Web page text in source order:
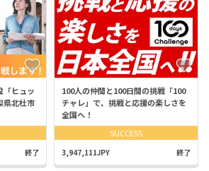
「ヒュッ
県北杜市
終了
100人の仲間と100日間の挑戦「100
チャレ」で、挑戦と応援の楽しさを
全国へ！
SUCCESS
3,947,111JPY 終了